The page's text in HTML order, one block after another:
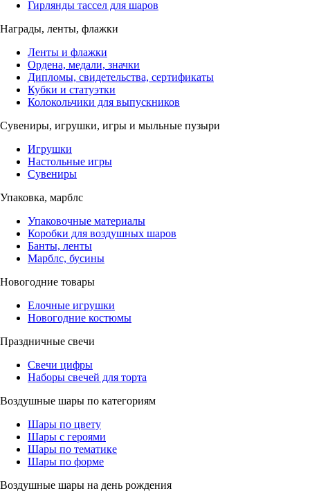
Гирлянды тассел для шаров
Награды, ленты, флажки
Ленты и флажки
Ордена, медали, значки
Дипломы, свидетельства, сертификаты
Кубки и статуэтки
Колокольчики для выпускников
Сувениры, игрушки, игры и мыльные пузыри
Игрушки
Настольные игры
Сувениры
Упаковка, марблс
Упаковочные материалы
Коробки для воздушных шаров
Банты, ленты
Марблс, бусины
Новогодние товары
Елочные игрушки
Новогодние костюмы
Праздничные свечи
Свечи цифры
Наборы свечей для торта
Воздушные шары по категориям
Шары по цвету
Шары с героями
Шары по тематике
Шары по форме
Воздушные шары на день рождения